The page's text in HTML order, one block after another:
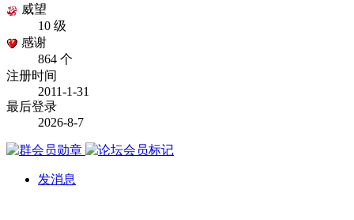
威望
10 级
感谢
864 个
注册时间
2011-1-31
最后登录
2026-8-7
发消息